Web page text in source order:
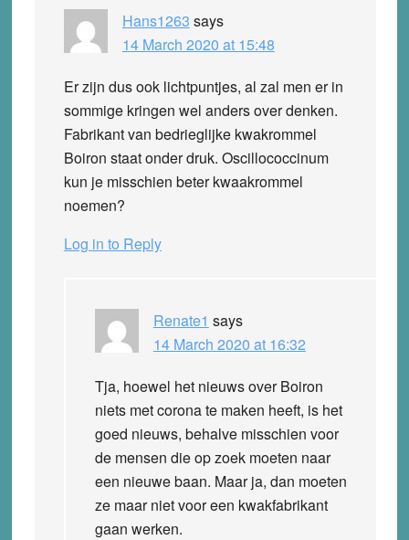
Hans1263 says
14 March 2020 at 15:48
Er zijn dus ook lichtpuntjes, al zal men er in
sommige kringen wel anders over denken.
Fabrikant van bedrieglijke kwakrommel
Boiron staat onder druk. Oscillococcinum
kun je misschien beter kwaakrommel
noemen?
Log in to Reply
Renate1 says
14 March 2020 at 16:32
Tja, hoewel het nieuws over Boiron
niets met corona te maken heeft, is het
goed nieuws, behalve misschien voor
de mensen die op zoek moeten naar
een nieuwe baan. Maar ja, dan moeten
ze maar niet voor een kwakfabrikant
gaan werken.